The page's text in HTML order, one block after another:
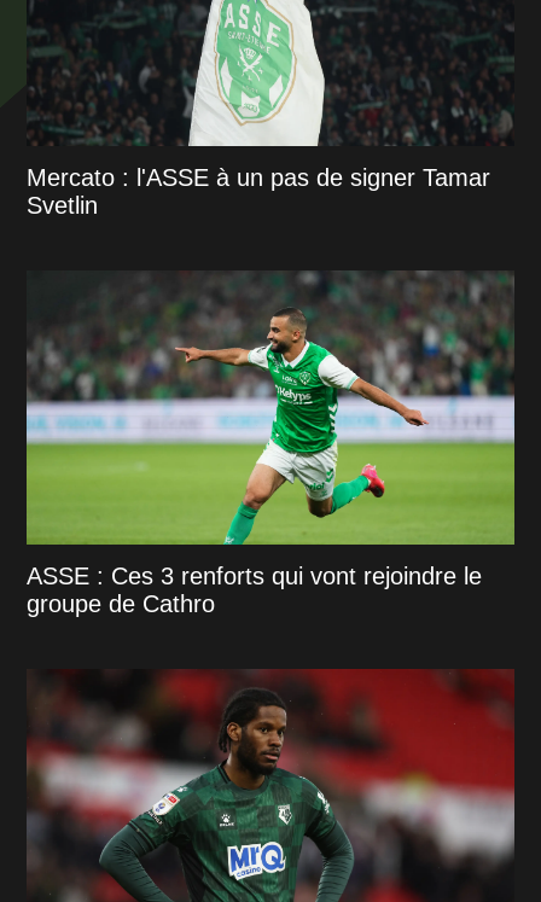
Mercato : l'ASSE à un pas de signer Tamar
Svetlin
ASSE : Ces 3 renforts qui vont rejoindre le
groupe de Cathro